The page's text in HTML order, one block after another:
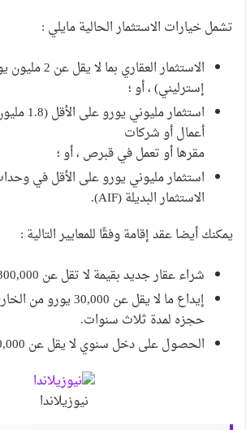
تشمل خيارات الاستثمار الحالية مايلي :
إسترليني) ، أو ؛
استثمار
أعمال أو شركات
مقرها أو تعمل في قبرص ، أو ؛
استثمار مليوني يورو على الأقل في
الاستثمار البديلة (AIF).
يمكنك أيضا عقد إقامة وفقًا للمعايير التالية :
شراء عقار جديد بقيمة لا تقل عن 300,000 يورو.
إيداع ما لا يقل عن
حجزه لمدة ثلاث سنوات.
الحصول على دخل سنوي لا يقل عن 30,000 يورو من الخارج.
نيوزيلاندا